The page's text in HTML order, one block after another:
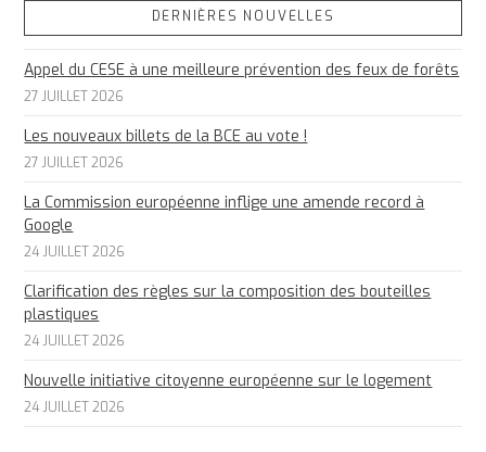
DERNIÈRES NOUVELLES
Appel du CESE à une meilleure prévention des feux de forêts
27 JUILLET 2026
Les nouveaux billets de la BCE au vote !
27 JUILLET 2026
La Commission européenne inflige une amende record à
Google
24 JUILLET 2026
Clarification des règles sur la composition des bouteilles
plastiques
24 JUILLET 2026
Nouvelle initiative citoyenne européenne sur le logement
24 JUILLET 2026